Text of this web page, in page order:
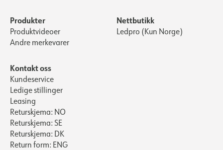
Produkter
Produktvideoer
Andre merkevarer
Nettbutikk
Ledpro (Kun Norge)
Kontakt oss
Kundeservice
Ledige stillinger
Leasing
Returskjema: NO
Returskjema: SE
Returskjema: DK
Return form: ENG